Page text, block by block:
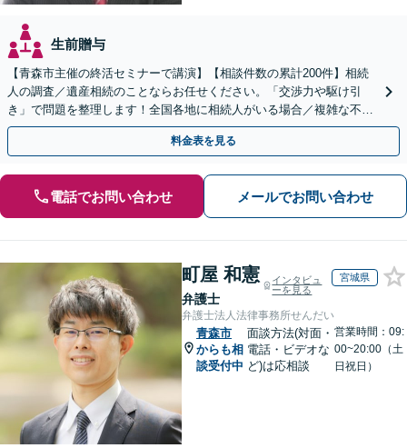
生前贈与
【青森市主催の終活セミナーで講演】【相談件数の累計200件】相続
人の調査／遺産相続のことならお任せください。「交渉力や駆け引
き」で問題を整理します！全国各地に相続人がいる場合／複雑な不動
産の相続にも対応【初回相談無料／当日・夜間可】
料金表を見る
電話でお問い合わせ メールでお問い合わせ
町屋 和憲
弁護士
インタビュ
ーを見る
宮城県
弁護士法人法律事務所せんだい
青森市
からも相
談受付中
面談方法(対面・
電話・ビデオな
ど)は応相談
営業時間：09:
00~20:00（土
日祝日）